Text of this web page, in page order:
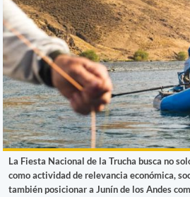
La Fiesta Nacional de la Trucha busca no
como actividad de relevancia económica,
también posicionar a Junín de los Andes